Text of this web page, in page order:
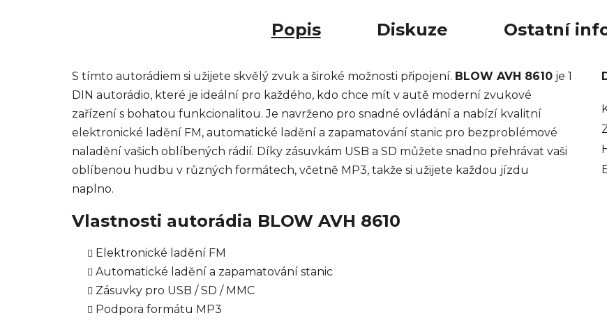
Popis Diskuze Ostatní
S tímto autorádiem si užijete skvělý zvuk a široké možnosti připojení. BLOW AVH 8610 je 1
DIN autorádio, které je ideální pro každého, kdo chce mít v autě moderní zvukové
zařízení s bohatou funkcionalitou. Je navrženo pro snadné ovládání a nabízí kvalitní
elektronické ladění FM, automatické ladění a zapamatování stanic pro bezproblémové
naladění vašich oblíbených rádií. Díky zásuvkám USB a SD můžete snadno přehrávat vaši
oblíbenou hudbu v různých formátech, včetně MP3, takže si užijete každou jízdu
naplno.
Vlastnosti autorádia BLOW AVH 8610
Elektronické ladění FM
Automatické ladění a zapamatování stanic
Zásuvky pro USB / SD / MMC
Podpora formátu MP3